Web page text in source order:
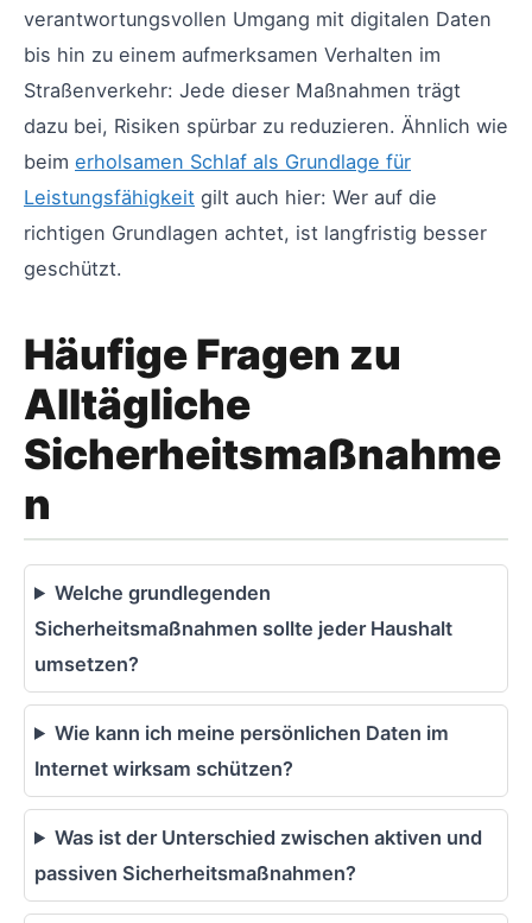
verantwortungsvollen Umgang mit digitalen Daten
bis hin zu einem aufmerksamen Verhalten im
Straßenverkehr: Jede dieser Maßnahmen trägt
dazu bei, Risiken spürbar zu reduzieren. Ähnlich wie
beim erholsamen Schlaf als Grundlage für
Leistungsfähigkeit gilt auch hier: Wer auf die
richtigen Grundlagen achtet, ist langfristig besser
geschützt.
Häufige Fragen zu
Alltägliche
Sicherheitsmaßnahme
n
Welche grundlegenden
Sicherheitsmaßnahmen sollte jeder Haushalt
umsetzen?
Wie kann ich meine persönlichen Daten im
Internet wirksam schützen?
Was ist der Unterschied zwischen aktiven und
passiven Sicherheitsmaßnahmen?